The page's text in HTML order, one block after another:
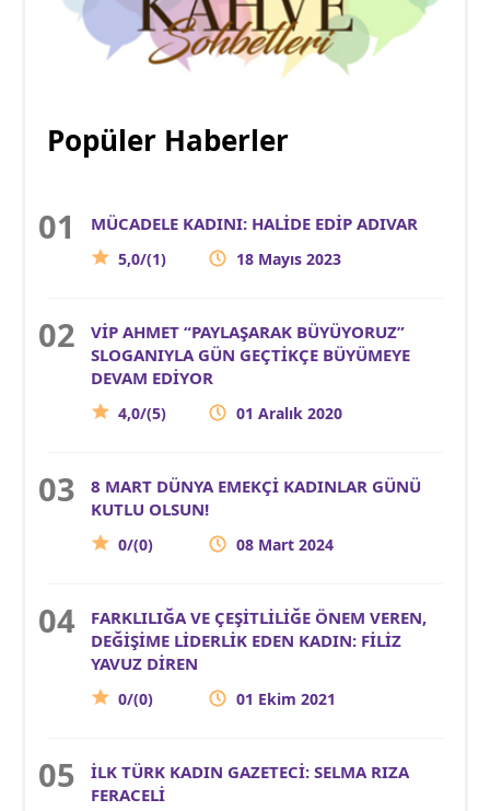
Popüler Haberler
MÜCADELE KADINI: HALİDE EDİP ADIVAR
5,0/(1) 18 Mayıs 2023
VİP AHMET “PAYLAŞARAK BÜYÜYORUZ”
SLOGANIYLA GÜN GEÇTİKÇE BÜYÜMEYE
DEVAM EDİYOR
4,0/(5) 01 Aralık 2020
8 MART DÜNYA EMEKÇİ KADINLAR GÜNÜ
KUTLU OLSUN!
0/(0) 08 Mart 2024
FARKLILIĞA VE ÇEŞİTLİLİĞE ÖNEM VEREN,
DEĞİŞİME LİDERLİK EDEN KADIN: FİLİZ
YAVUZ DİREN
0/(0) 01 Ekim 2021
İLK TÜRK KADIN GAZETECİ: SELMA RIZA
FERACELİ